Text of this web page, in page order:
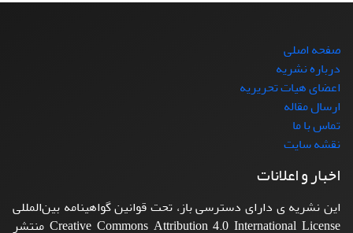
صفحه اصلی
درباره نشریه
اعضای هیات تحریریه
ارسال مقاله
تماس با ما
نقشه سایت
اخبار و اعلانات
این نشریه ی دارای دسترسی باز، تحت قوانین گواهینامه بین‌المللی
Creative Commons Attribution 4.0 International License منتشر